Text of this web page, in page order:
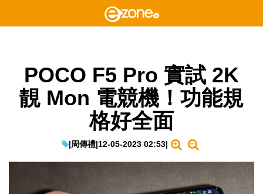
POCO F5 Pro 實試 2K
靚 Mon 電競機！功能規
格好全面
|周傳禮|12-05-2023 02:53|